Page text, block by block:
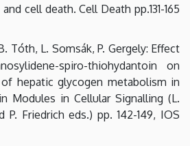
cell death. Cell Death pp.131-165
Tóth, L. Somsák, P. Gergely: Effect
spiro-thiohydantoin on
hepatic glycogen metabolism in
Modules in Cellular Signalling (L.
P. Friedrich eds.) pp. 142-149, IOS